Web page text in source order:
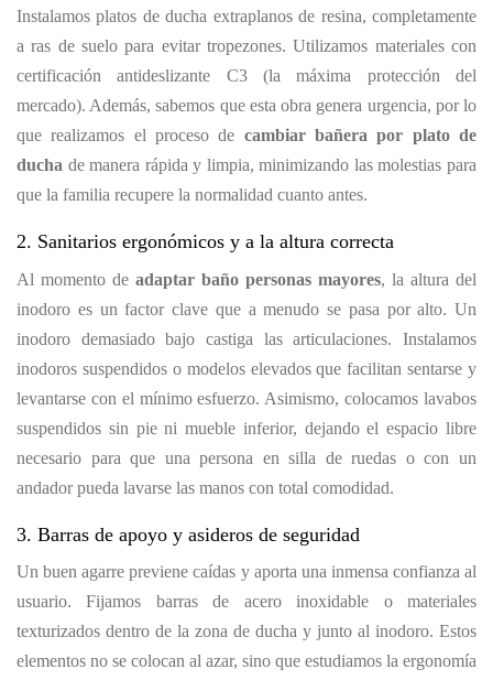
Instalamos platos de ducha extraplanos de resina, completamente
a ras de suelo para evitar tropezones. Utilizamos materiales con
certificación antideslizante C3 (la máxima protección del
mercado). Además, sabemos que esta obra genera urgencia, por lo
que realizamos el proceso de cambiar bañera por plato de
ducha de manera rápida y limpia, minimizando las molestias para
que la familia recupere la normalidad cuanto antes.
2. Sanitarios ergonómicos y a la altura correcta
Al momento de adaptar baño personas mayores, la altura del
inodoro es un factor clave que a menudo se pasa por alto. Un
inodoro demasiado bajo castiga las articulaciones. Instalamos
inodoros suspendidos o modelos elevados que facilitan sentarse y
levantarse con el mínimo esfuerzo. Asimismo, colocamos lavabos
suspendidos sin pie ni mueble inferior, dejando el espacio libre
necesario para que una persona en silla de ruedas o con un
andador pueda lavarse las manos con total comodidad.
3. Barras de apoyo y asideros de seguridad
Un buen agarre previene caídas y aporta una inmensa confianza al
usuario. Fijamos barras de acero inoxidable o materiales
texturizados dentro de la zona de ducha y junto al inodoro. Estos
elementos no se colocan al azar, sino que estudiamos la ergonomía